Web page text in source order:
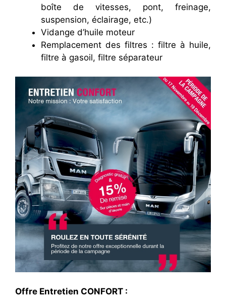
boîte de vitesses, pont, freinage,
suspension, éclairage, etc.)
Vidange d’huile moteur
Remplacement des filtres : filtre à huile,
filtre à gasoil, filtre séparateur
Offre Entretien CONFORT :